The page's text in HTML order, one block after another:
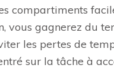
compartiments
vous gagnerez du
les pertes de
sur la tâche à